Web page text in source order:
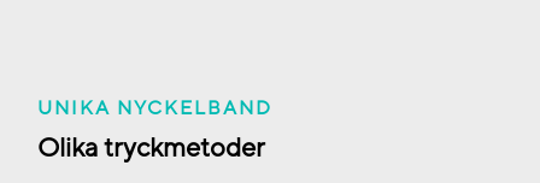
UNIKA NYCKELBAND
Olika tryckmetoder